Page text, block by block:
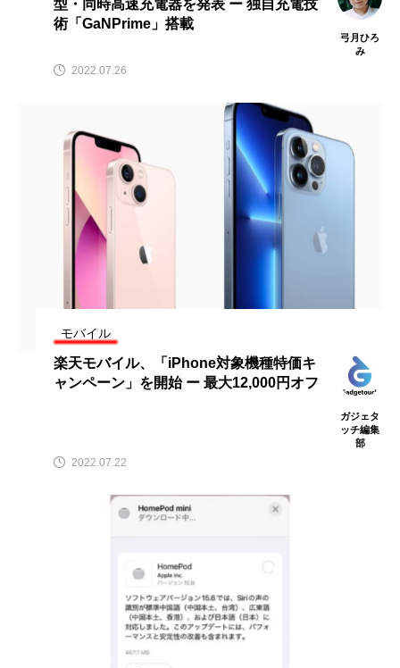
型・同時高速充電器を発表 ー 独自充電技
術「GaNPrime」搭載
弓月ひろ
み
2022.07.26
モバイル
楽天モバイル、「iPhone対象機種特価キ
ャンペーン」を開始 ー 最大12,000円オフ
ガジェタ
ッチ編集
部
2022.07.22